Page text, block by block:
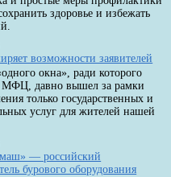
здоровье и избежать
возможности заявителей
окна», ради которого
МФЦ, давно вышел за рамки
только государственных и
услуг для жителей нашей
— российский
бурового оборудования